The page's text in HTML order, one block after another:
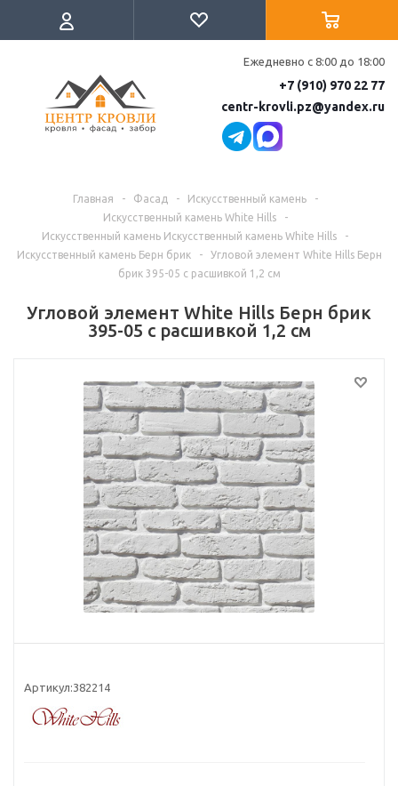
Ежедневно с 8:00 до 18:00
+7 (910) 970 22 77
centr-krovli.pz@yandex.ru
Главная - Фасад - Искусственный камень
-
Искусственный камень White Hills
-
Искусственный камень Искусственный камень White Hills
-
Искусственный камень Берн брик
-
Угловой элемент White Hills Берн
брик 395-05 с расшивкой 1,2 см
Угловой элемент White Hills Берн брик
395-05 с расшивкой 1,2 см
Артикул:382214